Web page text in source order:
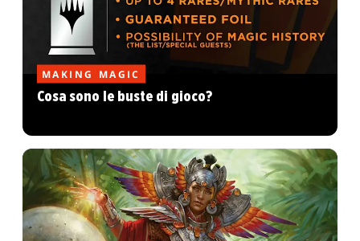
MAKING MAGIC
Cosa sono le buste di gioco?